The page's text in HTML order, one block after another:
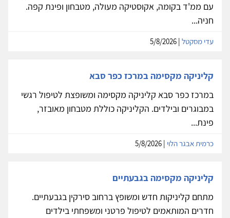
עם ממ'ד בקומה, אקוסטיקה מעולה, מטבחון ופינת קפה.
חניה...
עדי מסקטל
קליניקה מקסימה במרכז כפר סבא
במרכז כפר סבא קליניקה מקסימה ומשופצת לטיפול רגשי
במבוגרים ובילדים. הקליניקה כוללת מטבחון מאובזר,
פינת...
כרמית אבגר הלוי
קליניקה מקסימה בגבעתיים
מתחם קליניקות חדש ומשופץ ברחוב סירקין בגבעתיים.
חדרים המותאמים לטיפול פרטני ומשפחתי בילדים